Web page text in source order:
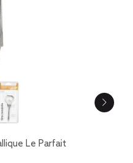
Le Parfait